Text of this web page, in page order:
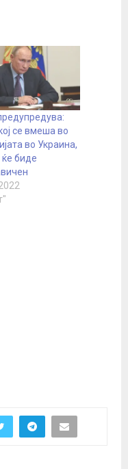
се вмеша во
во Украина,
биде